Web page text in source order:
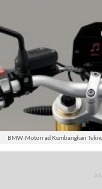
BMW-Motorrad Kembangkan